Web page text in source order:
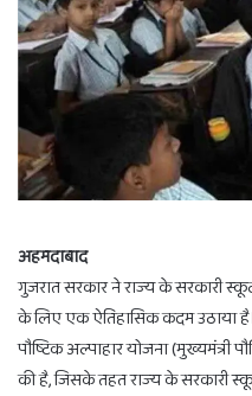
अहमदाबाद
गुजरात सरकार ने राज्य के सरकारी
के लिए एक ऐतिहासिक कदम उठाया
पौष्टिक अल्पाहार योजना (मुख्यमंत्री
की है, जिसके तहत राज्य के सरकारी